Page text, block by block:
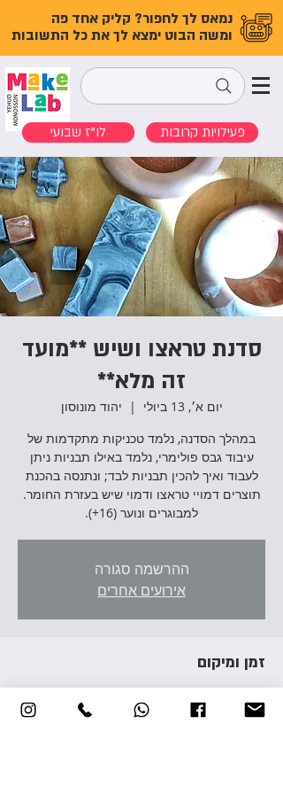
נמאס לך לחפור? קליק אחד פה
ומשה הבוט ימצא לך את כל התשובות
לו"ז שבועי פעילויות קרובות
סדנת טראצו ושיש **מועד
זה מלא**
יום א׳, 13 ביולי
  |
יהוד מונוסון
במהלך הסדנה, נלמד טכניקות מתקדמות של
עיבוד גבס פולימרי, נלמד באילו תבניות ניתן
לעבוד ואיך להכין תבניות לבד; ונתנסה בהכנת
תוצרים דמויי טראצו ודמוי שיש בעזרת החומר.
למבוגרים ונוער (16+).
ההרשמה סגורה
אירועים אחרים
זמן ומיקום
יהוד מונוסון, אברהם גירון 3, יהוד מונוסון, ישראל